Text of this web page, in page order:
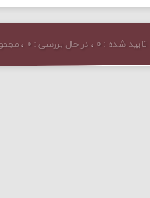
تایید شده : ۰ ، در حال بررسی : ۰ ، مجموع : ۰ نظر